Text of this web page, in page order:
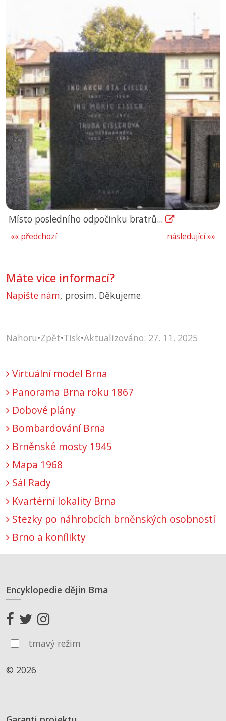
Místo posledního odpočinku bratrů...
následující »»
«« předchozí
Máte více informací?
Napište nám, prosím. Děkujeme.
Nahoru•Zpět•Tisk•Aktualizováno: 27. 11. 2025
Virtuální model Brna
Panorama Brna roku 1867
Dobové plány
Bombardování Brna
Brněnské mosty 1945
Mapa 1968
Sál Rady
Kvartérní lokality Brna
Stezky po náhrobcích brněnských osobností
Brno a konflikty
Encyklopedie dějin Brna
tmavý režim
© 2026